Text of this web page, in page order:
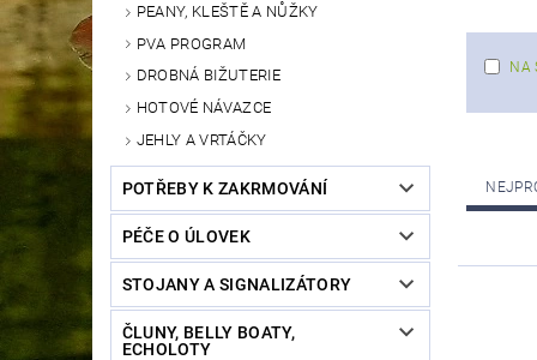
PEANY, KLEŠTĚ A NŮŽKY
PVA PROGRAM
DROBNÁ BIŽUTERIE
HOTOVÉ NÁVAZCE
JEHLY A VRTÁČKY
POTŘEBY K ZAKRMOVÁNÍ
PÉČE O ÚLOVEK
STOJANY A SIGNALIZÁTORY
ČLUNY, BELLY BOATY,
ECHOLOTY
NA